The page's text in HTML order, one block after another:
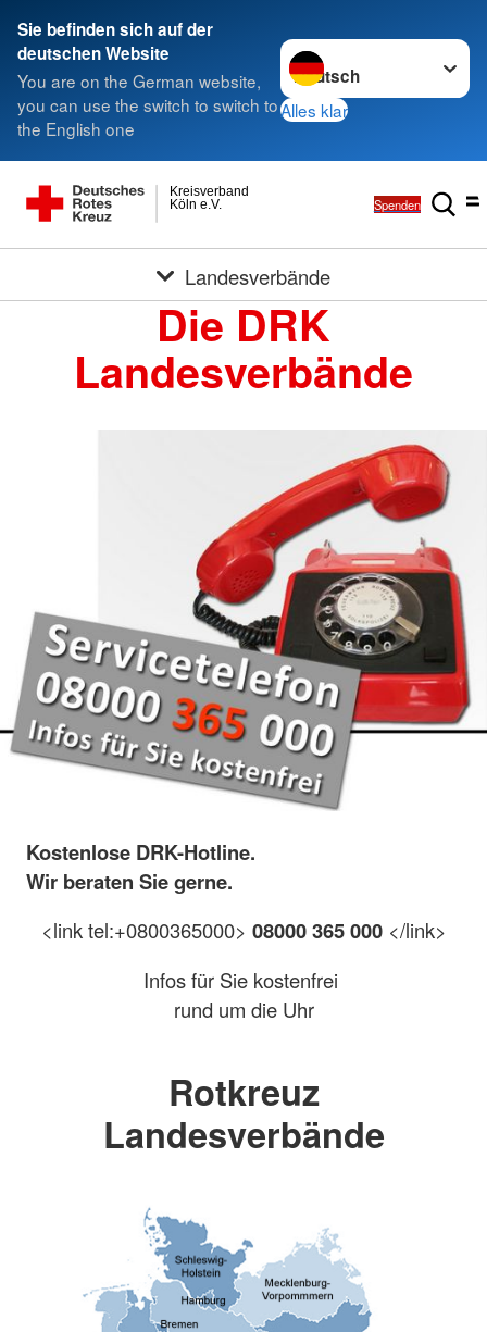
Sie befinden sich auf der
deutschen Website
You are on the German website,
you can use the switch to switch to
the English one
Sprache wechseln zu
Alles klar
Köln e.V.
Kreisverband
Spenden
Landesverbände
Die DRK
Landesverbände
Kostenlose DRK-Hotline.
Wir beraten Sie gerne.
<link tel:+0800365000> 08000 365 000 </link>
Infos für Sie kostenfrei
rund um die Uhr
Rotkreuz
Landesverbände